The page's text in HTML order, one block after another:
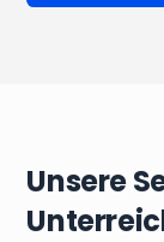
Unsere